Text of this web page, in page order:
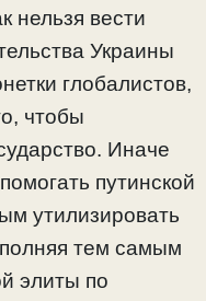
нельзя вести
Украины
глобалистов,
чтобы
Иначе
путинской
утилизировать
тем самым
элиты по